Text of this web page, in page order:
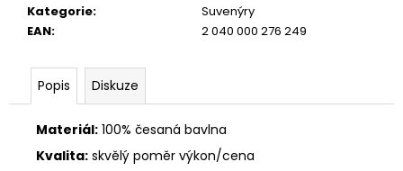
Kategorie:
Suvenýry
EAN: 2 040 000 276 249
Popis Diskuze
Materiál: 100% česaná bavlna
Kvalita: skvělý poměr výkon/cena
o
j